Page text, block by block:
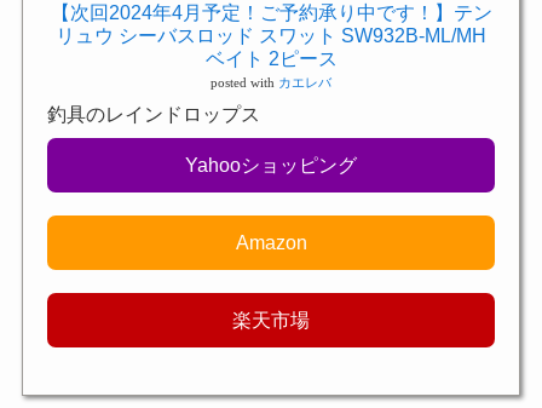
【次回2024年4月予定！ご予約承り中です！】テン
リュウ シーバスロッド スワット SW932B-ML/MH
ベイト 2ピース
posted with カエレバ
釣具のレインドロップス
Yahooショッピング
Amazon
楽天市場